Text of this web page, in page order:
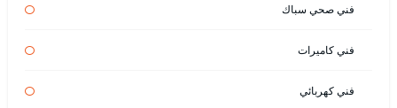
فني صحي سباك
فني كاميرات
فني كهربائي